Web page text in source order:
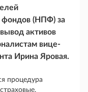
фондов (НПФ) за
активов
вице-
Ирина Яровая.
процедура